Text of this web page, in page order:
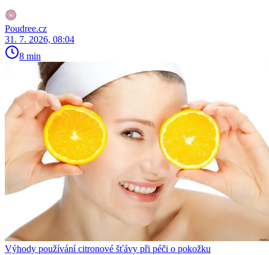
Poudree.cz
31. 7. 2026, 08:04
8 min
Výhody používání citronové šťávy při péči o pokožku